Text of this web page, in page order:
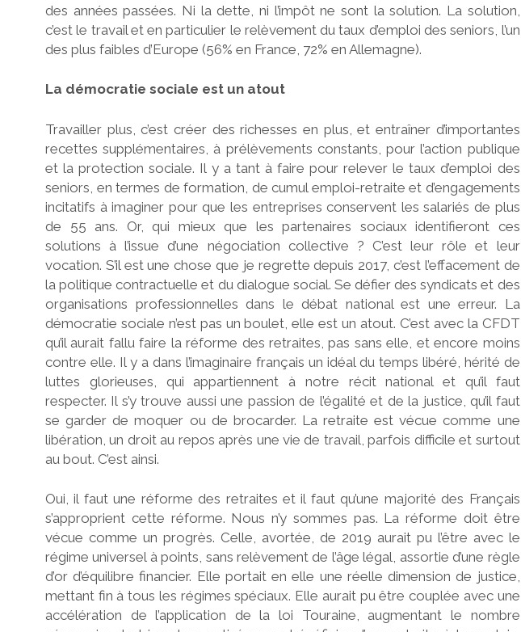
des années passées. Ni la dette, ni l’impôt ne sont la solution. La solution,
c’est le travail et en particulier le relèvement du taux d’emploi des seniors, l’un
des plus faibles d’Europe (56% en France, 72% en Allemagne).
La démocratie sociale est un atout
Travailler plus, c’est créer des richesses en plus, et entraîner d’importantes
recettes supplémentaires, à prélèvements constants, pour l’action publique
et la protection sociale. Il y a tant à faire pour relever le taux d’emploi des
seniors, en termes de formation, de cumul emploi-retraite et d’engagements
incitatifs à imaginer pour que les entreprises conservent les salariés de plus
de 55 ans. Or, qui mieux que les partenaires sociaux identifieront ces
solutions à l’issue d’une négociation collective ? C’est leur rôle et leur
vocation. S’il est une chose que je regrette depuis 2017, c’est l’effacement de
la politique contractuelle et du dialogue social. Se défier des syndicats et des
organisations professionnelles dans le débat national est une erreur. La
démocratie sociale n’est pas un boulet, elle est un atout. C’est avec la CFDT
qu’il aurait fallu faire la réforme des retraites, pas sans elle, et encore moins
contre elle. Il y a dans l’imaginaire français un idéal du temps libéré, hérité de
luttes glorieuses, qui appartiennent à notre récit national et qu’il faut
respecter. Il s’y trouve aussi une passion de l’égalité et de la justice, qu’il faut
se garder de moquer ou de brocarder. La retraite est vécue comme une
libération, un droit au repos après une vie de travail, parfois difficile et surtout
au bout. C’est ainsi.
Oui, il faut une réforme des retraites et il faut qu’une majorité des Français
s’approprient cette réforme. Nous n’y sommes pas. La réforme doit être
vécue comme un progrès. Celle, avortée, de 2019 aurait pu l’être avec le
régime universel à points, sans relèvement de l’âge légal, assortie d’une règle
d’or d’équilibre financier. Elle portait en elle une réelle dimension de justice,
mettant fin à tous les régimes spéciaux. Elle aurait pu être couplée avec une
accélération de l’application de la loi Touraine, augmentant le nombre